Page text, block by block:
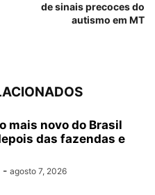
de sinais precoces do
autismo em MT
mais novo do Brasil
das fazendas e
- agosto 7, 2026